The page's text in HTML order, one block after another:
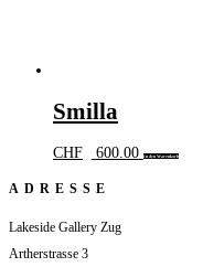
Smilla
CHF 600.00 In den Warenkorb
ADRESSE
Lakeside Gallery Zug
Artherstrasse 3